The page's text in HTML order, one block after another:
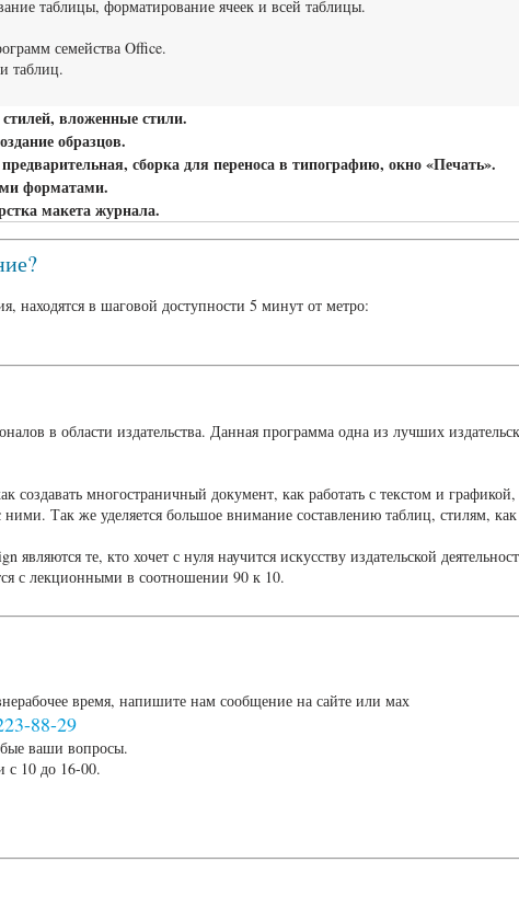
таблицы, форматирование ячеек и всей таблицы.
семейства Office.
таблиц.
вложенные стили.
образцов.
сборка для переноса в типографию, окно «Печать».
форматами.
макета журнала.
находятся в шаговой доступности 5 минут от метро:
в области издательства. Данная программа одна из лучших
создавать многостраничный документ, как работать с текстом и
Так же уделяется большое внимание составлению таблиц, стилям,
те, кто хочет с нуля научится искусству издательской
с лекционными в соотношении 90 к 10.
время, напишите нам сообщение на сайте или мах
88-29
ваши вопросы.
с 10 до 16-00.